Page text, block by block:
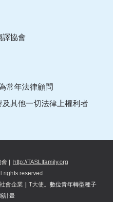
譯協會
常年法律顧問
其他一切法律上權利者
http://TASLIfamily.org
rights reserved.
社會企業｜T大使。 數位青年轉型種子
計畫